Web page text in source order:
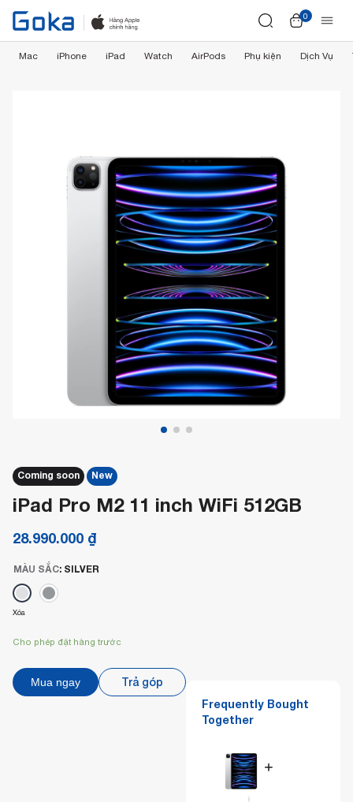
0
Mac iPhone iPad Watch AirPods Phụ kiện Dịch Vụ
Coming soon New
iPad Pro M2 11 inch WiFi 512GB
28.990.000 ₫
MÀU SẮC: SILVER
Xóa
Cho phép đặt hàng trước
Mua ngay
Trả góp
Frequently Bought
Together